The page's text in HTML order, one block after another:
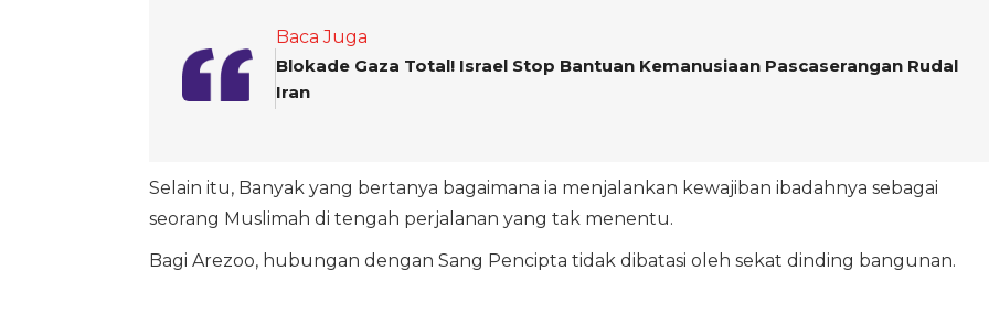
Baca Juga
Blokade Gaza Total! Israel Stop Bantuan Kemanusiaan Pascaserangan Rudal
Iran
Selain itu, Banyak yang bertanya bagaimana ia menjalankan kewajiban ibadahnya sebagai
seorang Muslimah di tengah perjalanan yang tak menentu.
Bagi Arezoo, hubungan dengan Sang Pencipta tidak dibatasi oleh sekat dinding bangunan.